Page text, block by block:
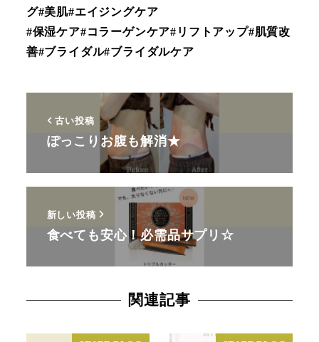
グ#美肌#エイジングケア
#保湿ケア#コラーゲンケア#リフトアップ#肌質改
善#ブライダル#ブライダルケア
古い投稿
ぽっこりお腹も解消★
新しい投稿
食べても安心！必需品サプリ☆
関連記事